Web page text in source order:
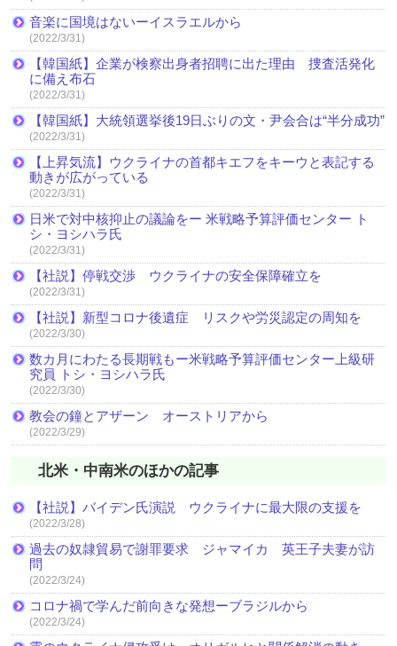
音楽に国境はないーイスラエルから
(2022/3/31)
【韓国紙】企業が検察出身者招聘に出た理由 捜査活発化
に備え布石
(2022/3/31)
【韓国紙】大統領選挙後19日ぶりの文・尹会合は“半分成功”
(2022/3/31)
【上昇気流】ウクライナの首都キエフをキーウと表記する
動きが広がっている
(2022/3/31)
日米で対中核抑止の議論をー 米戦略予算評価センター ト
シ・ヨシハラ氏
(2022/3/31)
【社説】停戦交渉 ウクライナの安全保障確立を
(2022/3/31)
【社説】新型コロナ後遺症 リスクや労災認定の周知を
(2022/3/30)
数カ月にわたる長期戦もー米戦略予算評価センター上級研
究員 トシ・ヨシハラ氏
(2022/3/30)
教会の鐘とアザーン オーストリアから
(2022/3/29)
北米・中南米のほかの記事
【社説】バイデン氏演説 ウクライナに最大限の支援を
(2022/3/28)
過去の奴隷貿易で謝罪要求 ジャマイカ 英王子夫妻が訪
問
(2022/3/24)
コロナ禍で学んだ前向きな発想ーブラジルから
(2022/3/24)